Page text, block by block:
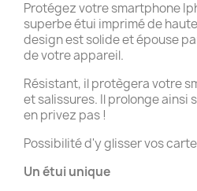
Protégez votre smartphone
superbe étui imprimé de
design est solide et épouse
de votre appareil.
Résistant, il protègera votre
et salissures. Il prolonge ainsi
en privez pas !
Possibilité d'y glisser vos
Un étui unique